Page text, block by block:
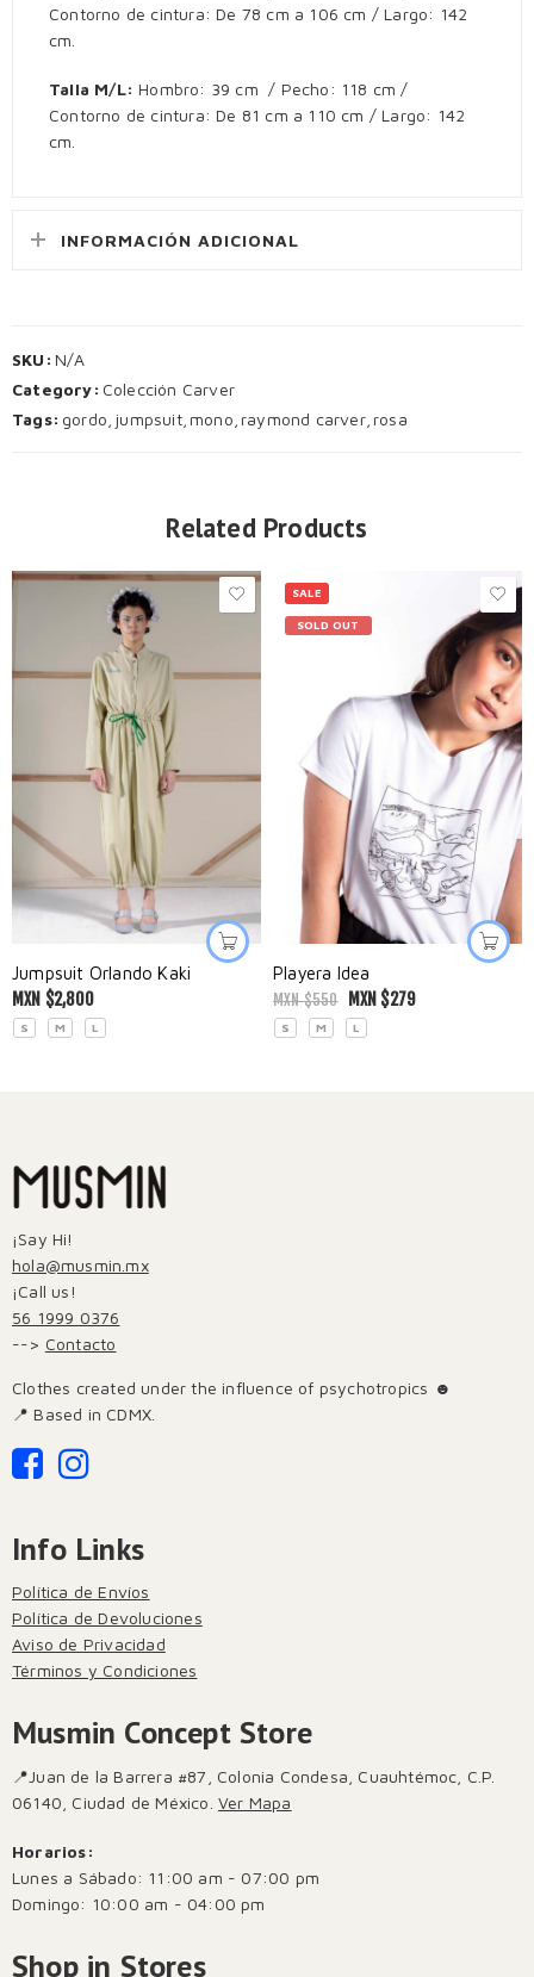
Contorno de cintura: De 78 cm a 106 cm / Largo: 142
cm.
Talla M/L: Hombro: 39 cm / Pecho: 118 cm /
Contorno de cintura: De 81 cm a 110 cm / Largo: 142
cm.
INFORMACIÓN ADICIONAL
SKU: N/A
Category: Colección Carver
Tags: gordo jumpsuit, mono raymond carver, rosa
Related Products
Jumpsuit Orlando Kaki
MXN $2,800
S M L
SALE
SOLD OUT
Playera Idea
MXN $550 MXN $279
S M L
¡Say Hi!
hola@musmin.mx
¡Call us!
56 1999 0376
--> Contacto
Clothes created under the influence of psychotropics ☻
📍 Based in CDMX.
Info Links
Política de Envíos
Política de Devoluciones
Aviso de Privacidad
Términos y Condiciones
Musmin Concept Store
📍Juan de la Barrera #87, Colonia Condesa, Cuauhtémoc, C.P.
06140, Ciudad de México. Ver Mapa
Horarios:
Lunes a Sábado: 11:00 am - 07:00 pm
Domingo: 10:00 am - 04:00 pm
Shop in Stores